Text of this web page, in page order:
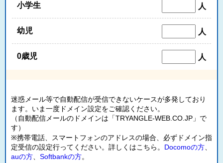
小学生 人
幼児 人
0歳児 人
迷惑メール等で自動配信が受信できないケースが多発しており
ます。いま一度ドメイン設定をご確認ください。
（自動配信メールのドメインは「TRYANGLE-WEB.CO.JP」で
す）
※携帯電話、スマートフォンのアドレスの場合、必ずドメイン指
定受信の設定行ってください。詳しくはこちら。 Docomoの方
auの方
Softbankの方。